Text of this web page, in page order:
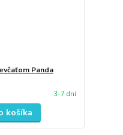
Panda
3-7 dní
košíka